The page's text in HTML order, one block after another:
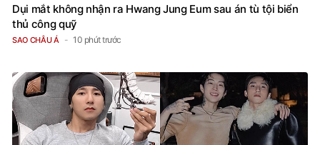
Dụi mắt không nhận ra Hwang Jung Eum sau án tù tội biển
thủ công quỹ
SAO CHÂU Á 10 phút trước